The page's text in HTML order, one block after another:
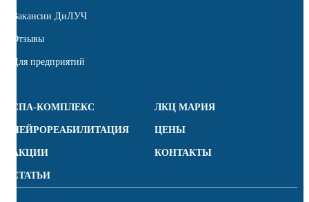
Вакансии ДиЛУЧ
Отзывы
Для предприятий
СПА-КОМПЛЕКС ЛКЦ МАРИЯ
НЕЙРОРЕАБИЛИТАЦИЯ ЦЕНЫ
АКЦИИ КОНТАКТЫ
СТАТЬИ